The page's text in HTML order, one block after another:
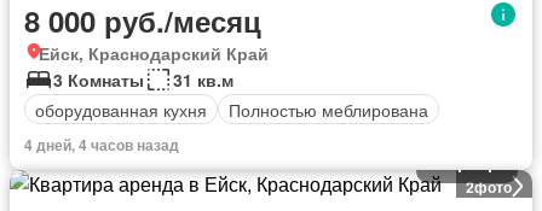
8 000 руб./месяц
Ейск, Краснодарский Край
3 Комнаты
31 кв.м
оборудованная кухня
Полностью меблирована
4 дней, 4 часов назад
2фото